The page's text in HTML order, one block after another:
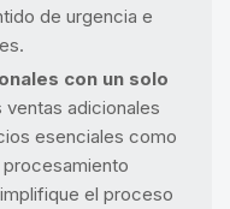
de urgencia e
con un solo
adicionales
esenciales como
el proceso